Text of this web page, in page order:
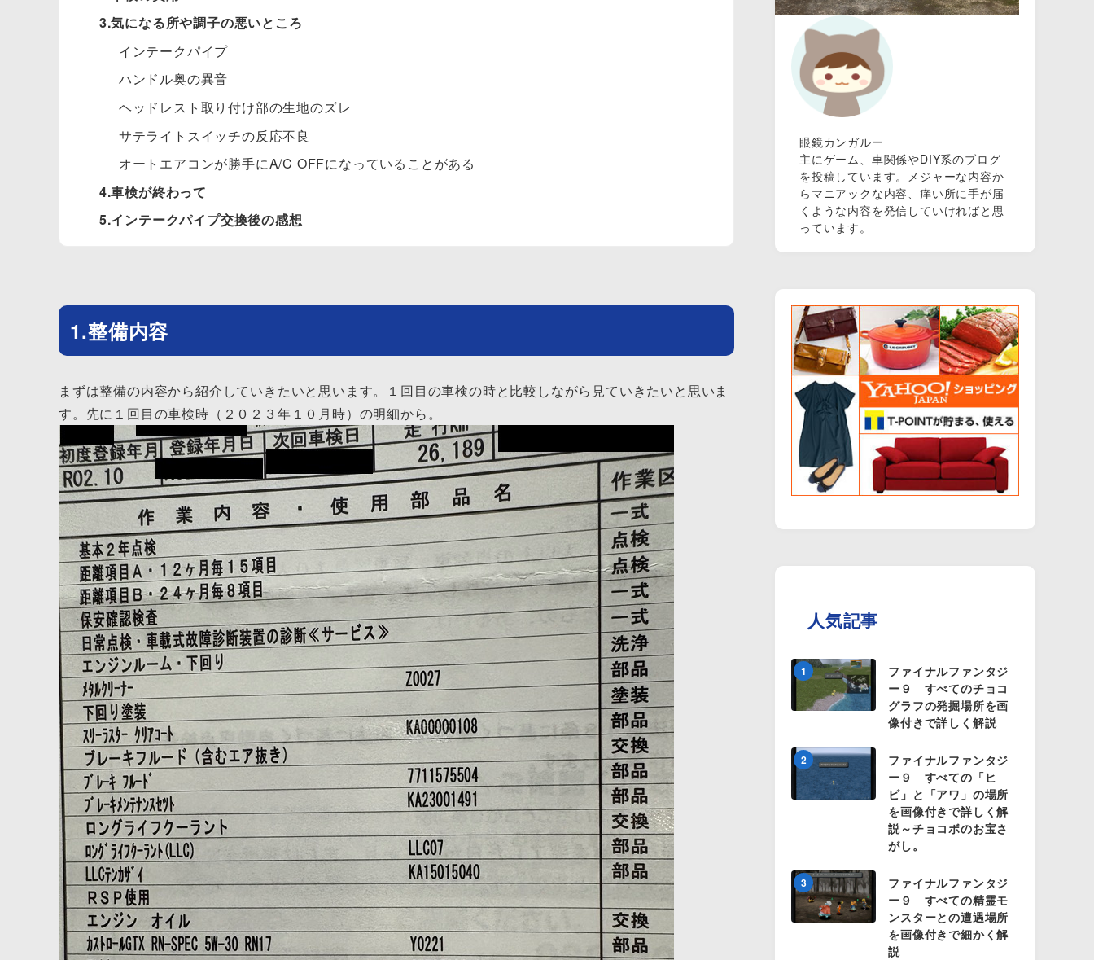
3.気になる所や調子の悪いところ
インテークパイプ
ハンドル奥の異音
ヘッドレスト取り付け部の生地のズレ
サテライトスイッチの反応不良
オートエアコンが勝手にA/C OFFになっていることがある
4.車検が終わって
5.インテークパイプ交換後の感想
1.整備内容
まずは整備の内容から紹介していきたいと思います。１回目の車検の時と比較しながら見ていきたいと思いま
す。先に１回目の車検時（２０２３年１０月時）の明細から。
眼鏡カンガルー
主にゲーム、車関係やDIY系のブログ
を投稿しています。メジャーな内容か
らマニアックな内容、痒い所に手が届
くような内容を発信していければと思
っています。
人気記事
1
ファイナルファンタジ
ー９ すべてのチョコ
グラフの発掘場所を画
像付きで詳しく解説
2
ファイナルファンタジ
ー９ すべての「ヒ
ビ」と「アワ」の場所
を画像付きで詳しく解
説～チョコボのお宝さ
がし。
3
ファイナルファンタジ
ー９ すべての精霊モ
ンスターとの遭遇場所
を画像付きで細かく解
説